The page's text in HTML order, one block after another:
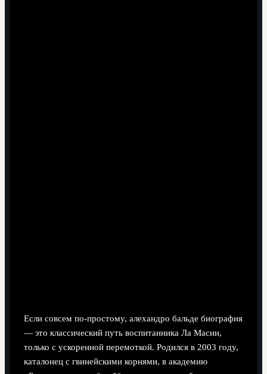
Если совсем по‑простому, алехандро бальде биография
— это классический путь воспитанника Ла Масии,
только с ускоренной перемоткой. Родился в 2003 году,
каталонец с гвинейскими корнями, в академию